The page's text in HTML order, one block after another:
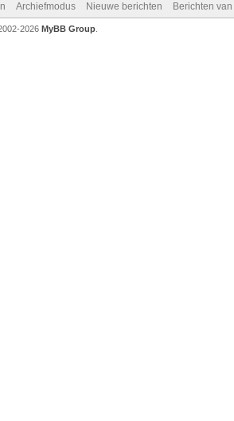
Archiefmodus Nieuwe berichten Berichten
2026 MyBB Group